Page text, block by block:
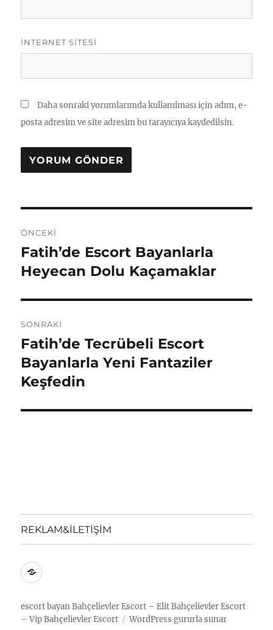
İNTERNET SITESI
Daha sonraki yorumlarımda kullanılması için adım, e-
posta adresim ve site adresim bu tarayıcıya kaydedilsin.
gezinmesi
ÖNCEKI
Önceki
yazı:
Fatih’de Escort Bayanlarla
Heyecan Dolu Kaçamaklar
SONRAKI
Sonraki
yazı:
Fatih’de Tecrübeli Escort
Bayanlarla Yeni Fantaziler
Keşfedin
REKLAM&İLETİŞİM
REKLAM&İLETİŞİM
escort bayan Bahçelievler Escort – Elit Bahçelievler Escort
– Vip Bahçelievler Escort
WordPress gururla sunar